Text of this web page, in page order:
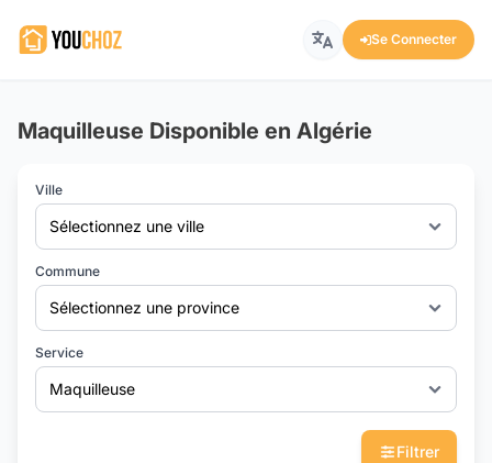
Se Connecter
Maquilleuse Disponible en Algérie
Ville
Sélectionnez une ville
Commune
Sélectionnez une province
Service
Maquilleuse
Filtrer